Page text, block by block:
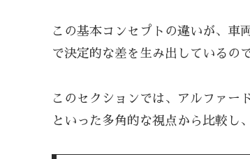
この基本コンセプトの違いが、車
で決定的な差を生み出しているので
このセクションでは、アルファー
といった多角的な視点から比較し